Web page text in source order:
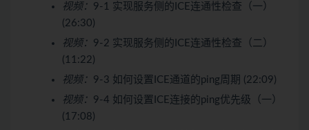
视频： 9-1 实现服务侧的ICE连通性检查（一）
(26:30)
视频： 9-2 实现服务侧的ICE连通性检查（二）
(11:22)
视频： 9-3 如何设置ICE通道的ping周期 (22:09)
视频： 9-4 如何设置ICE连接的ping优先级（一）
(17:08)